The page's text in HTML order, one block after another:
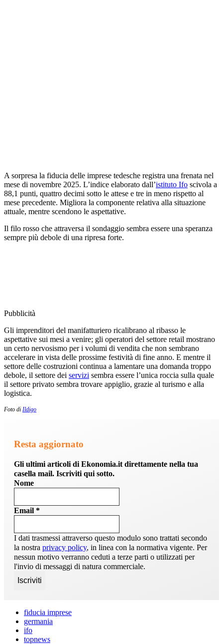
A sorpresa la fiducia delle imprese tedesche registra una frenata nel
mese di novembre 2025. L’indice elaborato dall’istituto Ifo scivola a
88,1 punti, quattro decimi sotto le attese e tre in meno rispetto al
mese precedente. Migliora la componente relativa alla situazione
attuale, mentre scendono le aspettative.
Il filo rosso che attraversa il sondaggio sembra essere una speranza
sempre più debole di una ripresa forte.
Pubblicità
Gli imprenditori del manifatturiero ricalibrano al ribasso le
aspettative sui mesi a venire; gli operatori del settore retail mostrano
un certo nervosismo per i volumi di vendita che non sembrano
accelerare in vista delle prossime festività di fine anno. E mentre il
settore delle costruzioni continua a lamentare una domanda troppo
debole, il settore dei servizi sembra essere l’unica roccia sulla quale
il settore privato sembra trovare appiglio, grazie al turismo e alla
logistica.
Foto di Ildigo
Resta aggiornato
Gli ultimi articoli di Ekonomia.it direttamente nella tua
casella mail. Iscriviti qui sotto.
Nome
Email *
I dati trasmessi attraverso questo modulo sono trattati secondo
la nostra privacy policy, in linea con la normativa vigente. Per
nessun motivo verranno ceduti a terze parti o utilizzati per
l'invio di messaggi di natura commerciale.
fiducia imprese
germania
ifo
topnews